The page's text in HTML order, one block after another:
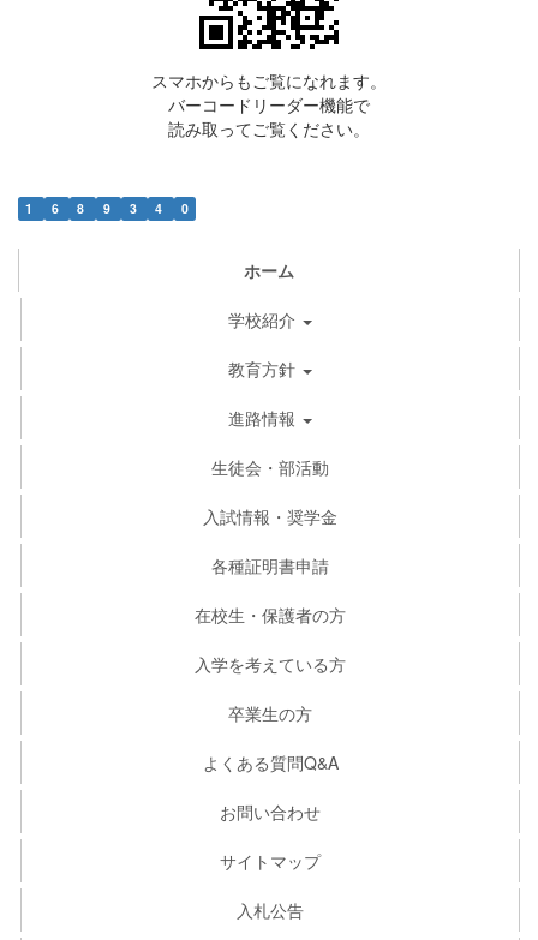
スマホからもご覧になれます。
バーコードリーダー機能で
読み取ってご覧ください。
1 6 8 9 3 4 0
ホーム
学校紹介
教育方針
進路情報
生徒会・部活動
入試情報・奨学金
各種証明書申請
在校生・保護者の方
入学を考えている方
卒業生の方
よくある質問Q&A
お問い合わせ
サイトマップ
入札公告